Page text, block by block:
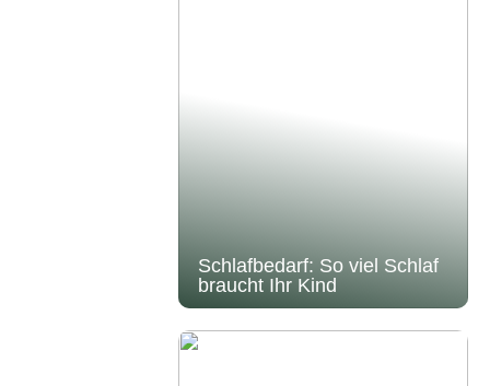
Schlafbedarf: So viel Schlaf
braucht Ihr Kind